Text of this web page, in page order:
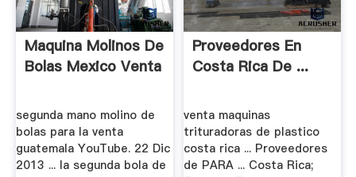
Maquina Molinos De
Bolas Mexico Venta
segunda mano molino de
bolas para la venta
guatemala YouTube. 22 Dic
2013 ... la segunda bola de
Proveedores En
Costa Rica De ...
venta maquinas
trituradoras de plastico
costa rica ... Proveedores
de PARA ... Costa Rica;